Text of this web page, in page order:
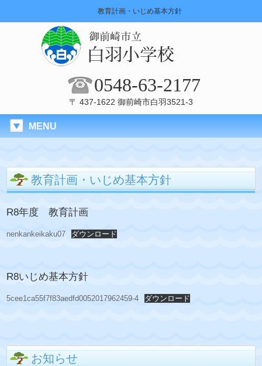
教育計画・いじめ基本方針
0548-63-2177
〒 437-1622 御前崎市白羽3521-3
MENU
教育計画・いじめ基本方針
R8年度 教育計画
nenkankeikaku07 ダウンロード
R8いじめ基本方針
5cee1ca55f7f83aedfd0052017962459-4 ダウンロード
お知らせ